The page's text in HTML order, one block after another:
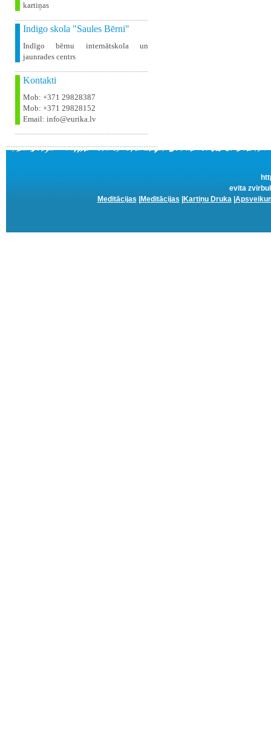
kartiņas
Indigo skola "Saules Bērni"
Indīgo bērnu internātskola un
jaunrades centrs
Kontakti
Mob: +371 29828387
Mob: +371 29828152
Email: info@eurika.lv
evita
Meditācijas
Meditācijas Kartiņu Druka|